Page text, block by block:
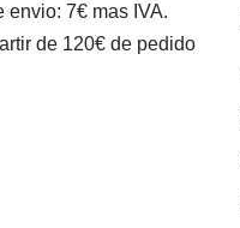
envio: 7€ mas IVA.
de 120€ de pedido